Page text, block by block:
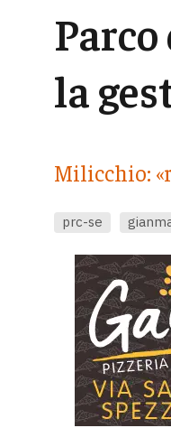
la
Milicchio:
prc-se